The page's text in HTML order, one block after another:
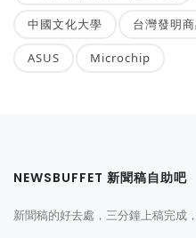
中國文化大學 台灣發明
ASUS Microchip
NEWSBUFFET 新聞稿自助吧
新聞稿的好去處，三分鐘上稿完成